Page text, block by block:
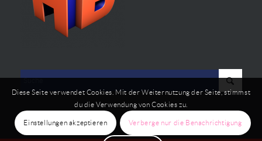
Diese Seite verwendet Cookies. Mit der Weiternutzung der Seite, stimmst
du die Verwendung von Cookies zu.
Einstellungen akzeptieren Verberge nur die Benachrichtigung